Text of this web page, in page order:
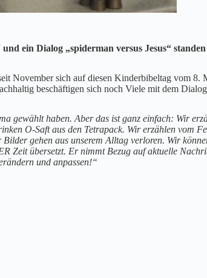
ein Dialog „spiderman versus Jesus“
November sich auf diesen Kinderbibeltag vom 8.
beschäftigen sich noch Viele mit dem
gewählt haben. Aber das ist ganz einfach: Wir
O-Saft aus den Tetrapack. Wir erzählen vom
gehen aus unserem Alltag verloren. Wir
Zeit übersetzt. Er nimmt Bezug auf aktuelle
und anpassen!“